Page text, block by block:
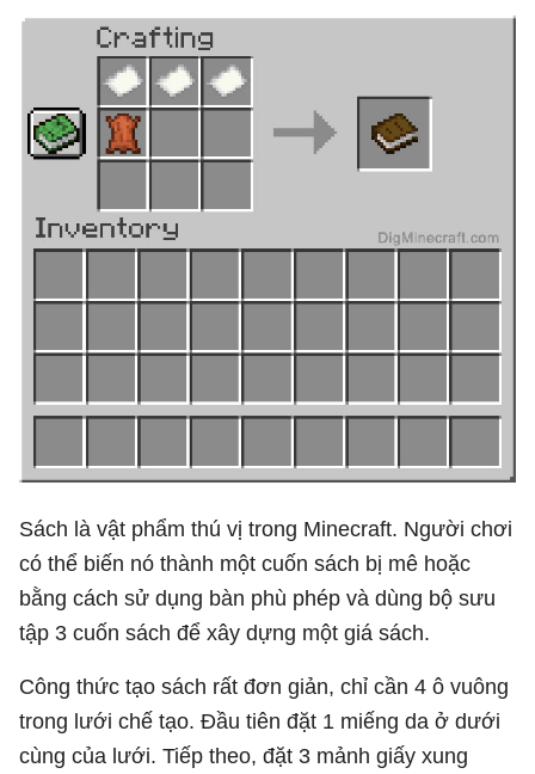
Sách là vật phẩm thú vị trong Minecraft. Người chơi
có thể biến nó thành một cuốn sách bị mê hoặc
bằng cách sử dụng bàn phù phép và dùng bộ sưu
tập 3 cuốn sách để xây dựng một giá sách.
Công thức tạo sách rất đơn giản, chỉ cần 4 ô vuông
trong lưới chế tạo. Đầu tiên đặt 1 miếng da ở dưới
cùng của lưới. Tiếp theo, đặt 3 mảnh giấy xung